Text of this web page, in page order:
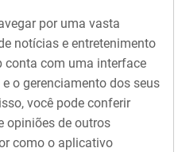
por uma vasta
notícias e entretenimento
conta com uma interface
o gerenciamento dos seus
você pode conferir
opiniões de outros
como o aplicativo